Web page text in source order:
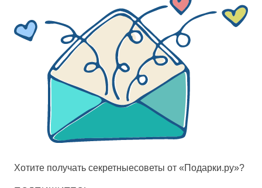
Хотите получать секретныесоветы от «Подарки.ру»?